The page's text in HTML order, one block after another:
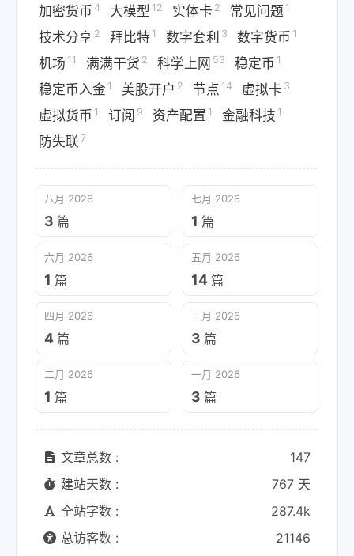
加密货币 4 大模型 12 实体卡 2 常见问题 1
技术分享 2 拜比特 1 数字套利 3 数字货币 1
机场 11 满满干货 2 科学上网 53 稳定币 1
稳定币入金 1 美股开户 2 节点 14 虚拟卡 3
虚拟货币 1 订阅 9 资产配置 1 金融科技 1
防失联 7
八月 2026
3 篇
七月 2026
1 篇
六月 2026
1 篇
五月 2026
14 篇
四月 2026
4 篇
三月 2026
3 篇
二月 2026
1 篇
一月 2026
3 篇
文章总数 :
147
建站天数 :
767 天
全站字数 :
287.4k
总访客数 :
21146